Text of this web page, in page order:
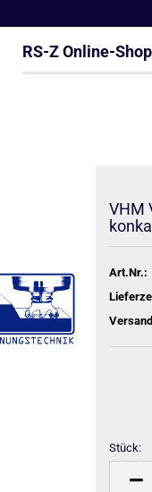
Suche...RS-Z Online-Shop
VHM
Art.Nr.:
Stück:
Stück